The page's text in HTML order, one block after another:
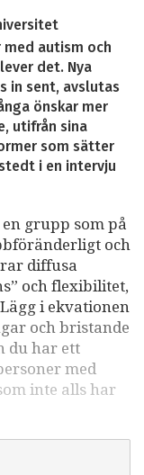
autism och
det. Nya
in sent, avslutas
önskar mer
utifrån sina
som sätter
i en intervju
grupp som på
och
diffusa
och flexibilitet,
i ekvationen
och bristande
du har ett
med
inte alls har